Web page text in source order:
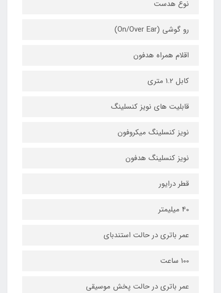
نوع هدست
رو گوشی (On/Over Ear)
اقلام همراه هدفون
کابل 1.2 متری
قابلیت های نویز کنسلینگ
نویز کنسلینگ میکروفون
نویز کنسلینگ هدفون
قطر درایور
40 میلیمتر
عمر باتری در حالت استندبای
100 ساعت
عمر باتری در حالت پخش موسیقی